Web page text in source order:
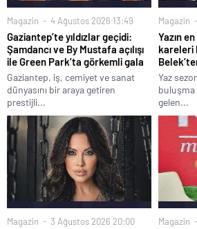
Magazin 4 Ağustos 2026 13:49
Gaziantep’te yıldızlar geçidi:
Şamdancı ve By Mustafa açılışı
ile Green Park’ta görkemli gala
Gaziantep, iş, cemiyet ve sanat
dünyasını bir araya getiren
prestijli...
Magazin
Yazın
kareleri
Yaz
buluşma
gelen...
Magazin 3 Ağustos 2026 20:00 Magazin